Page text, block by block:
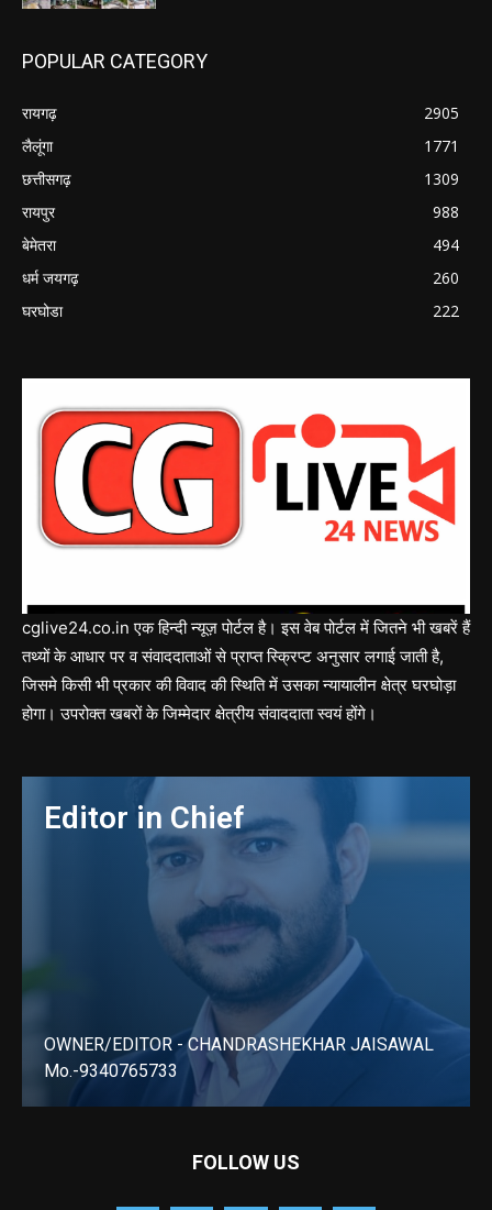
POPULAR CATEGORY
रायगढ़
2905
लैलूंगा
1771
छत्तीसगढ़
1309
रायपुर
988
बेमेतरा
494
धर्म जयगढ़
260
घरघोडा
222
cglive24.co.in एक हिन्दी न्यूज़ पोर्टल है। इस वेब पोर्टल में जितने भी खबरें हैं
तथ्यों के आधार पर व संवाददाताओं से प्राप्त स्क्रिप्ट अनुसार लगाई जाती है,
जिसमे किसी भी प्रकार की विवाद की स्थिति में उसका न्यायालीन क्षेत्र घरघोड़ा
होगा। उपरोक्त खबरों के जिम्मेदार क्षेत्रीय संवाददाता स्वयं होंगे।
Editor in Chief
OWNER/EDITOR - CHANDRASHEKHAR JAISAWAL
Mo.-9340765733
FOLLOW US